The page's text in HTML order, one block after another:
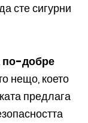
сте сигурни
по-добре
нещо, което
предлага